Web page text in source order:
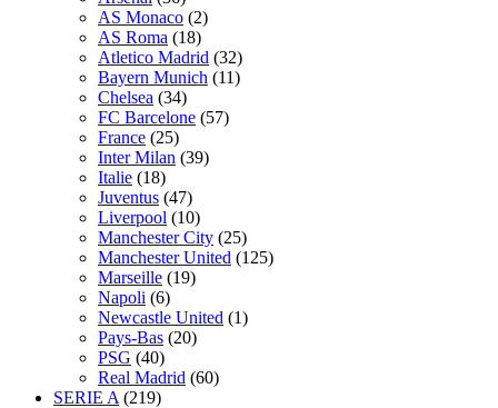
AS Monaco (2)
AS Roma (18)
Atletico Madrid (32)
Bayern Munich (11)
Chelsea (34)
FC Barcelone (57)
France (25)
Inter Milan (39)
Italie (18)
Juventus (47)
Liverpool (10)
Manchester City (25)
Manchester United (125)
Marseille (19)
Napoli (6)
Newcastle United (1)
Pays-Bas (20)
PSG (40)
Real Madrid (60)
SERIE A (219)